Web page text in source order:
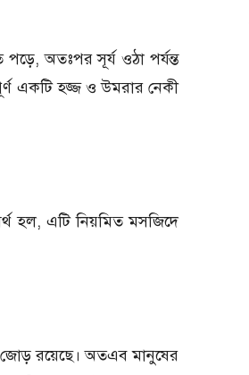
অতঃপর সূর্য ওঠা পর্যন্ত
একটি হজ্জ ও উমরার নেকী
হল, এটি নিয়মিত মসজিদে
জোড় রয়েছে। অতএব মানুষের